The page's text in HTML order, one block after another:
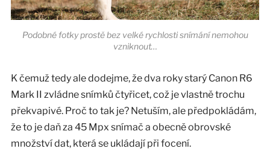
Podobné fotky prostě bez velké rychlosti snímání nemohou
vzniknout…
K čemuž tedy ale dodejme, že dva roky starý Canon R6
Mark II zvládne snímků čtyřicet, což je vlastně trochu
překvapivé. Proč to tak je? Netuším, ale předpokládám,
že to je daň za 45 Mpx snímač a obecně obrovské
množství dat, která se ukládají při focení.